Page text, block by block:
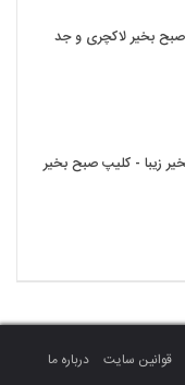
بخیر لاکچری و جدید
زیبا - کلیپ صبح بخیر
قوانین سایت
درباره ما